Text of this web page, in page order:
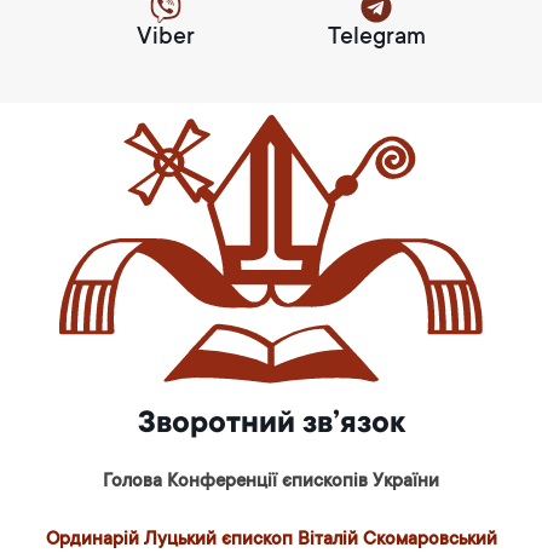
Viber Telegram
Зворотний зв’язок
Голова Конференції єпископів України
Ординарій Луцький єпископ Віталій Скомаровський